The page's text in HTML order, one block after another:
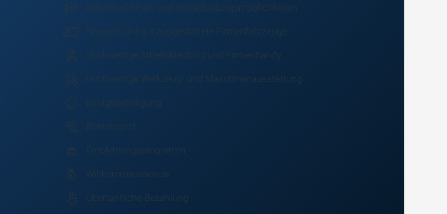
Individuelle Fort- und Weiterbildungsmöglichkeiten
Neueste und gut ausgestattete Firmenfahrzeuge
Hochwertige Arbeitskleidung und Firmenhandy
Hochwertige Werkzeug- und Maschinenausstattung
Erfolgsbeteiligung
Betriebsarzt
Empfehlungsprogramm
Willkommensbonus
Übertarifliche Bezahlung